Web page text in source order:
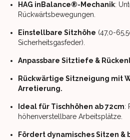
HAG inBalance®-Mechanik:
Rückwärtsbewegungen.
Einstellbare Sitzhöhe (47,0-
Sicherheitsgasfeder).
Anpassbare Sitztiefe &
Rückwärtige Sitzneigung mit
Arretierung.
Ideal für Tischhöhen ab 72cm:
höhenverstellbare Arbeitsplätze.
Fördert dynamisches Sitzen &